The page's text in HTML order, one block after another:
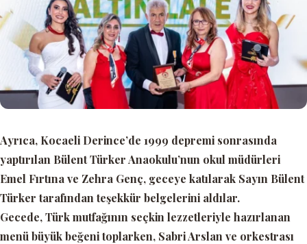
Ayrıca, Kocaeli Derince’de 1999 depremi sonrasında
yaptırılan Bülent Türker Anaokulu’nun okul müdürleri
Emel Fırtına ve Zehra Genç, geceye katılarak Sayın Bülent
Türker tarafından teşekkür belgelerini aldılar.
Gecede, Türk mutfağının seçkin lezzetleriyle hazırlanan
menü büyük beğeni toplarken, Sabri Arslan ve orkestrası